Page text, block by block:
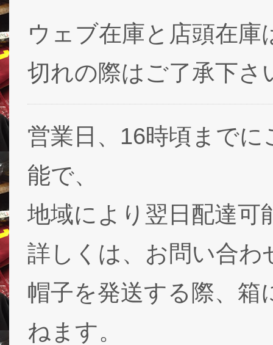
ウェブ在庫と店頭在
切れの際はご了承下さ
営業日、16時頃まで
能で、
地域により翌日配達可
詳しくは、お問い合わ
帽子を発送する際、箱
ねます。